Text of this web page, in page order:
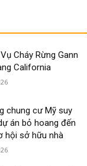
Cháy Rừng Gann
California
chung cư Mỹ suy
án bỏ hoang đến
hội sở hữu nhà